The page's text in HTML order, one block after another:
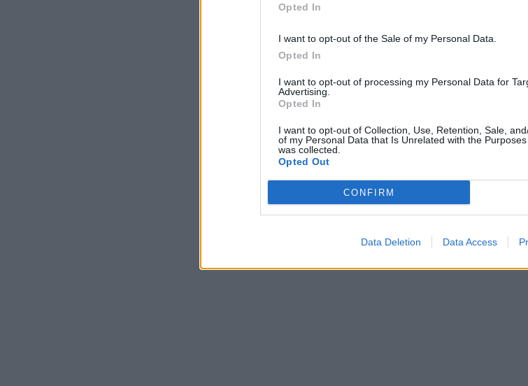
Opted In
I want to opt-out of the Sale of my Personal Data.
Opted In
I want to opt-out of processing my Personal Data for
Advertising.
Opted In
I want to opt-out of Collection, Use, Retention, Sale,
of my Personal Data that Is Unrelated with the
was collected.
Opted Out
CONFIRM
Data Deletion Data Access